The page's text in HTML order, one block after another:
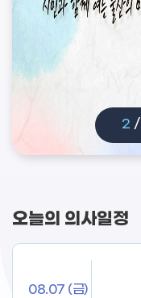
2 /
오늘의 의사일정
08.07 (금)